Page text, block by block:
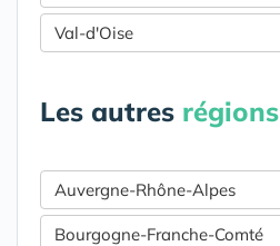
Val-d'Oise
Les autres régions
Auvergne-Rhône-Alpes
Bourgogne-Franche-Comté